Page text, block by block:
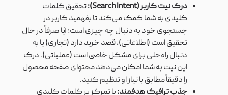
درک نیت کاربر (Search Intent):
تحقیق کلمات
کلیدی به شما کمک می‌کند تا بفهمید کاربر در
جستجوی خود به دنبال چه چیزی است؛ آیا صرفاً در حال
تحقیق است (اطلاعاتی)، قصد خرید دارد (تجاری) یا به
دنبال راه‌حلی برای مشکل خاصی است (عملیاتی). درک
این نیت به شما امکان می‌دهد محتوای صفحه محصول
را دقیقاً مطابق با نیاز او تنظیم کنید.
جذب ترافیک هدفمند:با تمرکز بر کلمات کلیدی